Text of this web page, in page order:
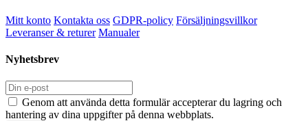
Mitt konto Kontakta oss GDPR-policy Försäljningsvillkor
Leveranser & returer Manualer
Nyhetsbrev
Genom att använda detta formulär accepterar du lagring och
hantering av dina uppgifter på denna webbplats.